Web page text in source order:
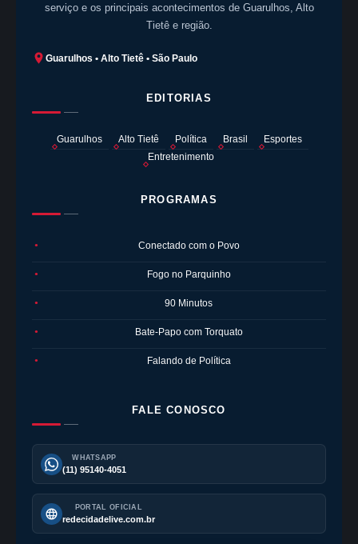
serviço e os principais acontecimentos de Guarulhos, Alto
Tietê e região.
Guarulhos • Alto Tietê • São Paulo
EDITORIAS
Guarulhos Alto Tietê Política Brasil
Esportes
Entretenimento
PROGRAMAS
● Conectado com o Povo
● Fogo no Parquinho
● 90 Minutos
● Bate-Papo com Torquato
● Falando de Política
FALE CONOSCO
WHATSAPP
(11) 95140-4051
PORTAL OFICIAL
redecidadelive.com.br